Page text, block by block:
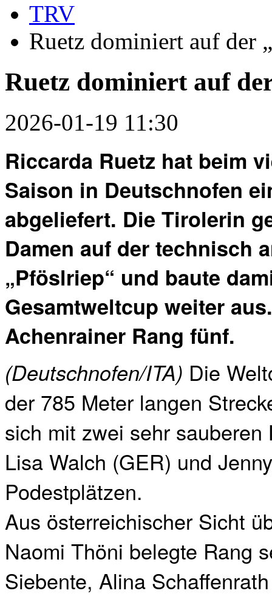
TRV
Ruetz dominiert auf der
Ruetz dominiert auf
2026-01-19 11:30
Riccarda Ruetz hat beim
Saison in Deutschnofen
abgeliefert. Die Tirolerin
Damen auf der technisch
„Pföslriep“ und baute
Gesamtweltcup weiter
Achenrainer Rang fünf.
(Deutschnofen/ITA) Die
der 785 Meter langen
sich mit zwei sehr
Lisa Walch (GER) und
Podestplätzen.
Aus österreichischer Sicht
Naomi Thöni belegte Rang
Siebente, Alina